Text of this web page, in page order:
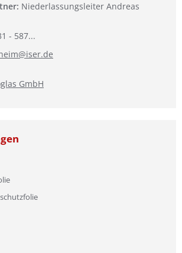
Niederlassungsleiter Andreas
- 587...
GmbH